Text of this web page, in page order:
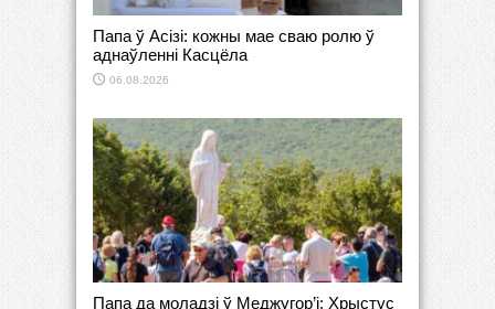
Папа ў Асізі: кожны мае сваю ролю ў
аднаўленні Касцёла
06.08.2026
Папа да моладзі ў Меджугор’і: Хрыстус